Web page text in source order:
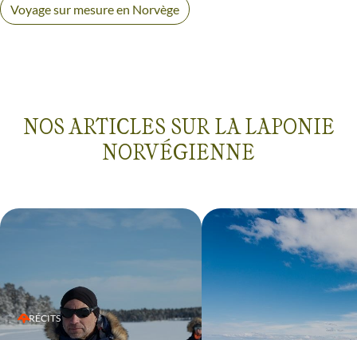
Voyage sur mesure en Norvège
NOS ARTICLES SUR LA LAPONIE
NORVÉGIENNE
RÉCITS